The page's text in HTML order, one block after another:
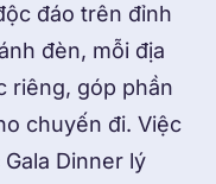
đáo trên đỉnh
đèn, mỗi địa
riêng, góp phần
chuyến đi. Việc
Dinner lý